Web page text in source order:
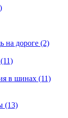
на дороге (2)
(11)
в шинах (11)
(13)